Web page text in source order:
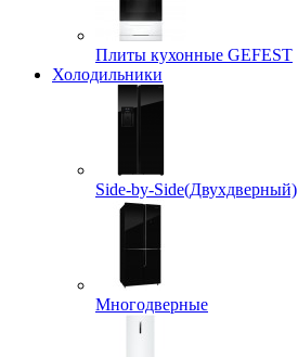
Плиты кухонные GEFEST
Холодильники
Side-by-Side(Двухдверный)
Многодверные